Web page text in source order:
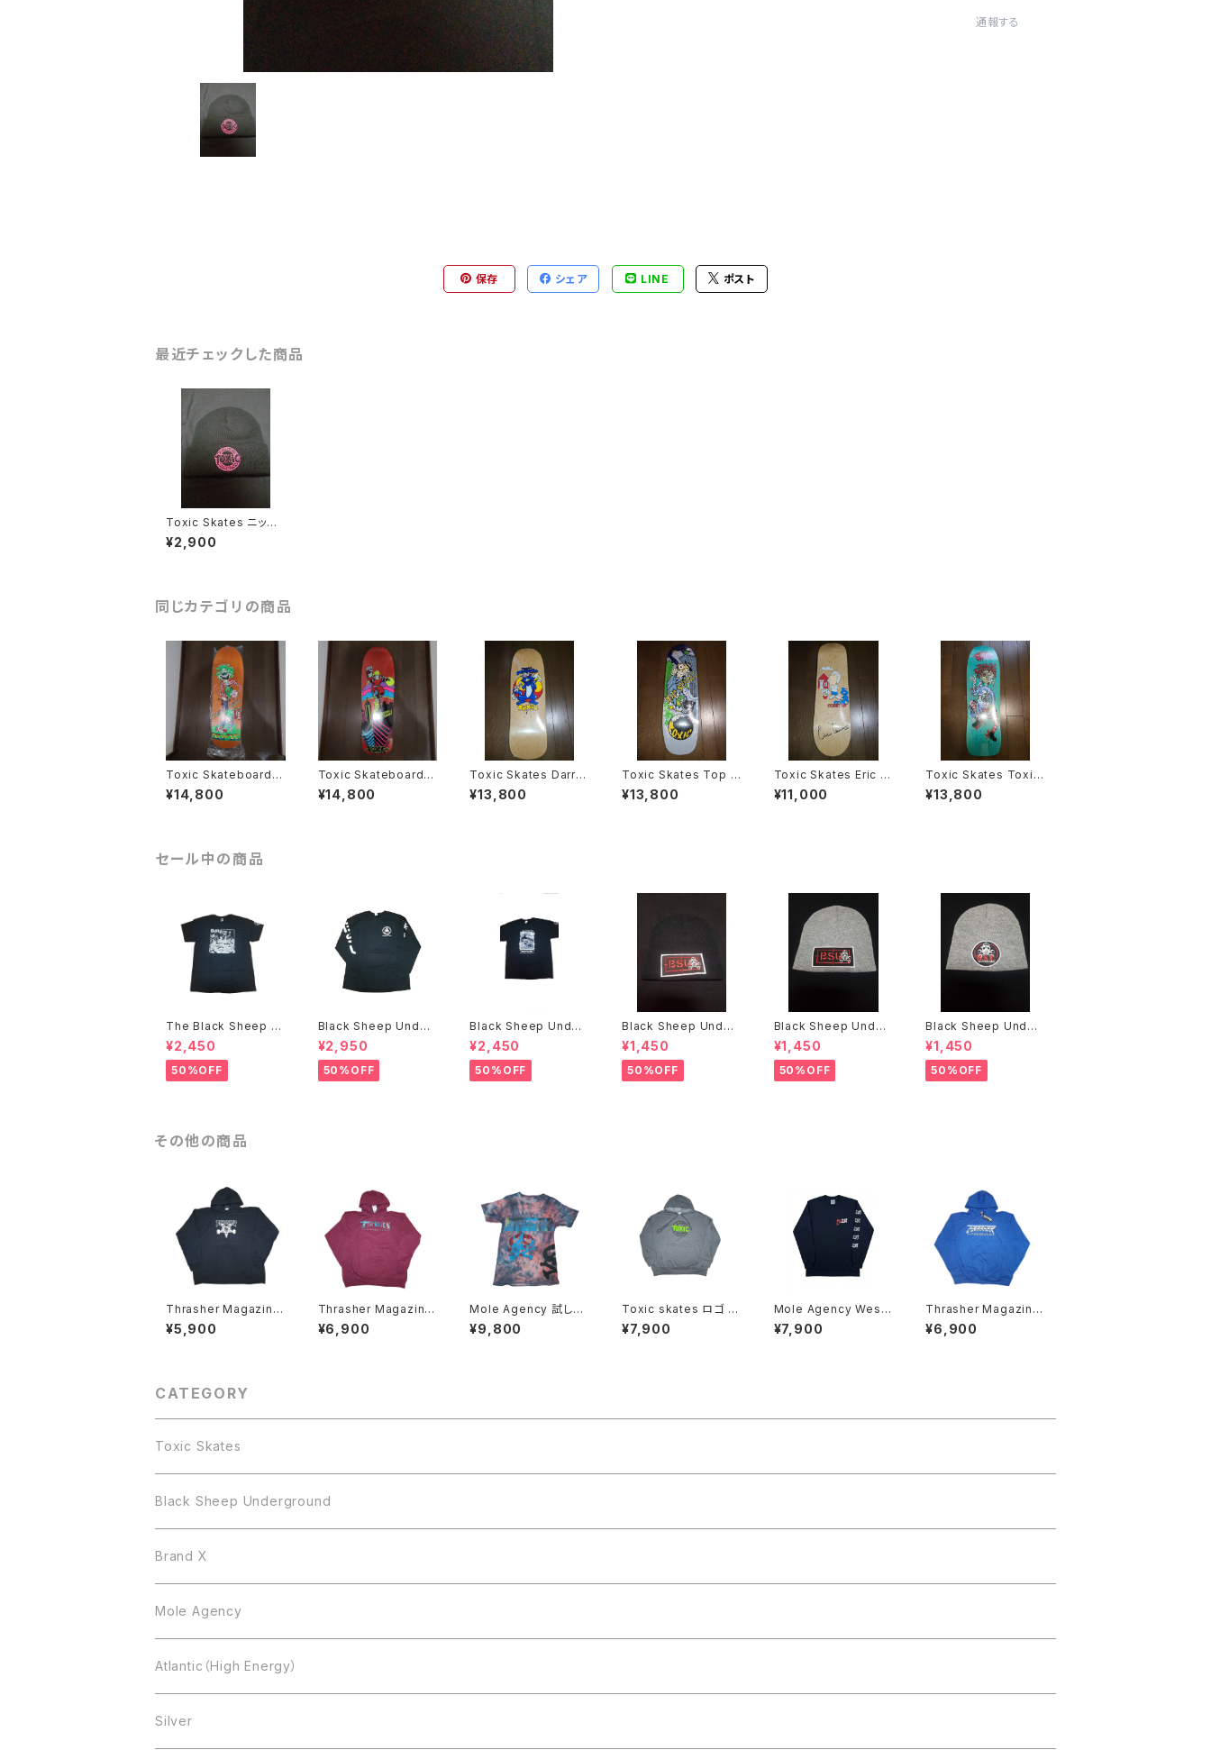
通報する
保存 シェア LINE ポスト
最近チェックした商品
Toxic Skates ニット
キャップ(サンプル)
¥2,900
同じカテゴリの商品
Toxic Skateboards
Denny Riordon スケ
ートボード デッキ
¥14,800
Toxic Skateboards
Bernie O'Dowd スケ
ートボード デッキ
¥14,800
Toxic Skates Darre
n Menditto スケート
ボード デッキ
¥13,800
Toxic Skates Top S
ecret Bullet スケート
ボード デッキ
¥13,800
Toxic Skates Eric C
onner スケートボー
ド デッキ サイン入り
¥11,000
Toxic Skates Toxic
Shock スケートボー
ド デッキ
¥13,800
セール中の商品
The Black Sheep U
nderground Bobby
Brown アートTシャツ
¥2,450
50%OFF
Black Sheep Under
ground NOW WE FI
GHT BACK L/S Tシャ
ツ
¥2,950
50%OFF
Black Sheep Under
ground Bill Danforth
Tシャツ
¥2,450
50%OFF
Black Sheep Under
ground ニットキャッ
プ
¥1,450
50%OFF
Black Sheep Under
ground ニットキャップ
¥1,450
50%OFF
Black Sheep Under
ground ニットキャップ
¥1,450
50%OFF
その他の商品
Thrasher Magazine
666 Skate Goat パー
カー
¥5,900
Thrasher Magazine
パーカー
¥6,900
Mole Agency 試し刷
り Tシャツ 後染め 手刷
り
¥9,800
Toxic skates ロゴ パ
ーカー スケートボード
¥7,900
Mole Agency Wes H
umpston ロングTシャ
ツ
¥7,900
Thrasher Magazine
パーカー
¥6,900
CATEGORY
Toxic Skates
Black Sheep Underground
Brand X
Mole Agency
Atlantic（High Energy）
Silver